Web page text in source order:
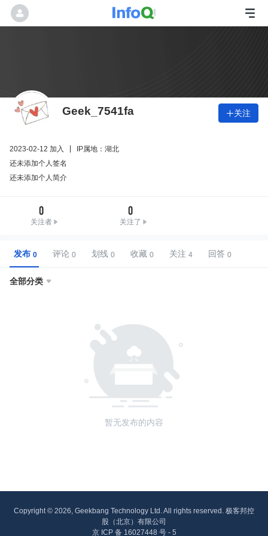
Geek_7541fa 关注
2023-02-12 加入
IP属地：湖北
还未添加个人签名
还未添加个人简介
0
关注者
0
关注了
发布 评论 划线 收藏 关注 回答
全部分类 
暂无发布的内容
Copyright © 2026, Geekbang Technology Ltd. All rights reserved. 极客邦控
股（北京）有限公司
京 ICP 备 16027448 号 - 5